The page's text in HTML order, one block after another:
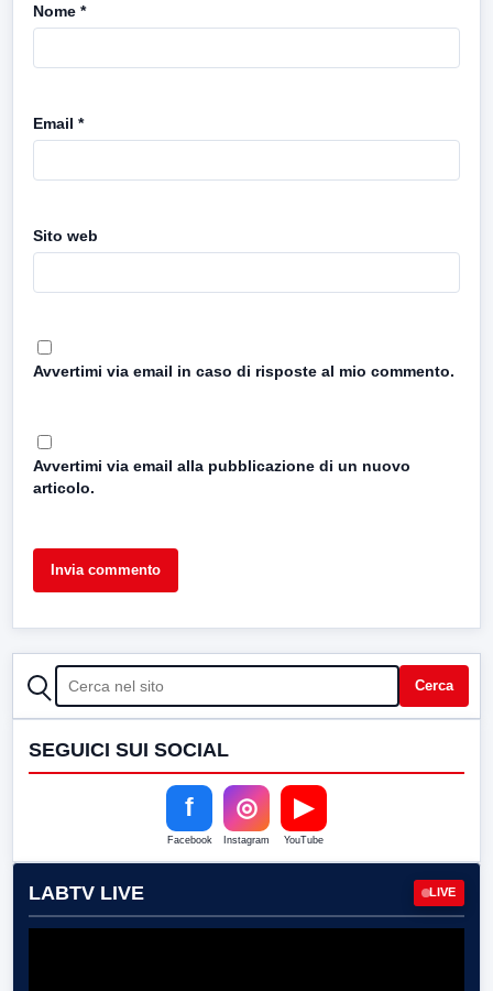
Nome *
Email *
Sito web
Avvertimi via email in caso di risposte al mio commento.
Avvertimi via email alla pubblicazione di un nuovo
articolo.
CERCA Cerca
SEGUICI SUI SOCIAL
f
Facebook
◎
Instagram
▶
YouTube
LABTV LIVE LIVE